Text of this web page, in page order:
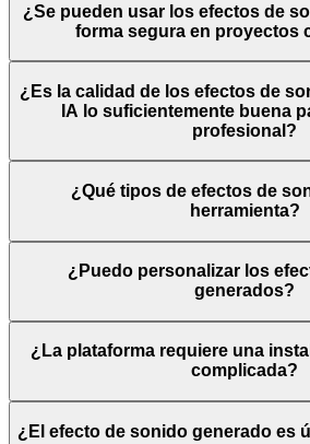
¿Se pueden usar los efectos de
forma segura en proyectos
¿Es la calidad de los efectos de
IA lo suficientemente buena
profesional?
¿Qué tipos de efectos de
herramienta?
¿Puedo personalizar los
generados?
¿La plataforma requiere una
complicada?
¿El efecto de sonido generado es